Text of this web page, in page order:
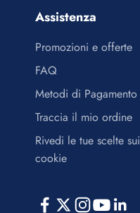
Assistenza
Promozioni e offerte
FAQ
Metodi di Pagamento
Traccia il mio ordine
Rivedi le tue scelte sui
cookie